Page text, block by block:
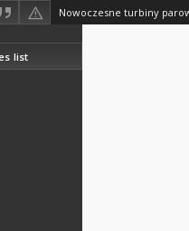
Nowoczesne turbiny
list